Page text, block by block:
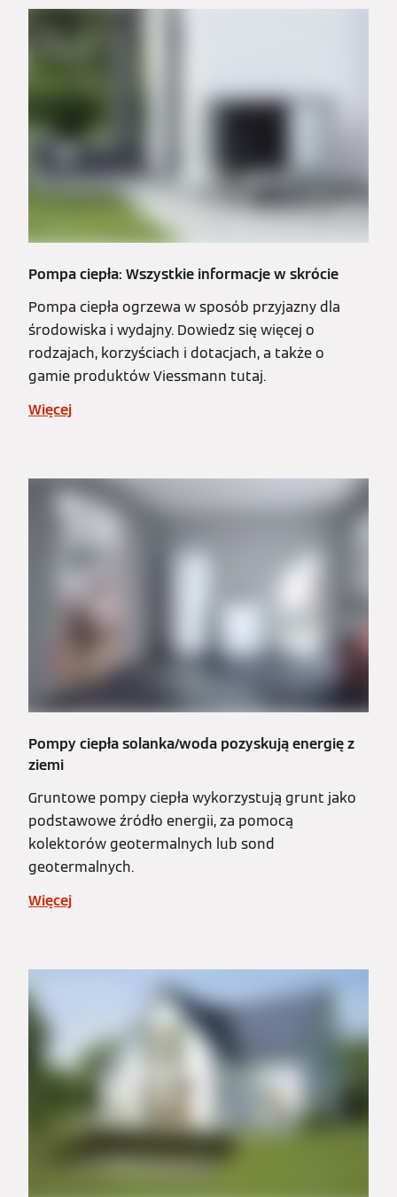
Pompa ciepła: Wszystkie informacje w skrócie
Pompa ciepła ogrzewa w sposób przyjazny dla
środowiska i wydajny. Dowiedz się więcej o
rodzajach, korzyściach i dotacjach, a także o
gamie produktów Viessmann tutaj.
Więcej
Pompy ciepła solanka/woda pozyskują energię z
ziemi
Gruntowe pompy ciepła wykorzystują grunt jako
podstawowe źródło energii, za pomocą
kolektorów geotermalnych lub sond
geotermalnych.
Więcej